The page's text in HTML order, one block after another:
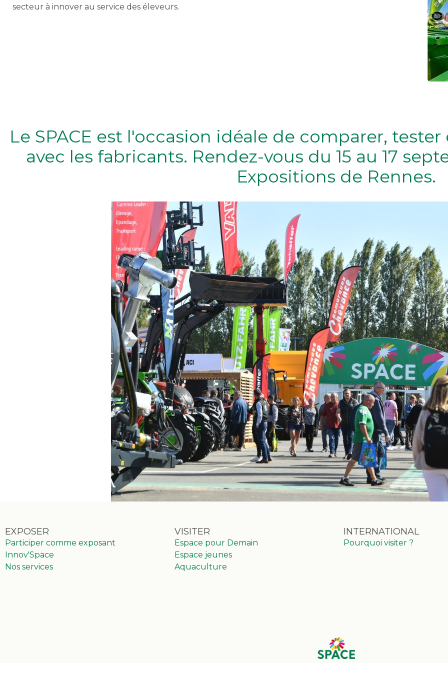
secteur à innover au service des éleveurs.
Le SPACE est l'occasion idéale de comparer,
avec les fabricants. Rendez-vous du 15 au 17
Expositions de Rennes.
EXPOSER
Participer comme exposant
Innov'Space
Nos services
VISITER
Espace pour Demain
Espace jeunes
Aquaculture
INTERNATIONAL
Pourquoi visiter ?